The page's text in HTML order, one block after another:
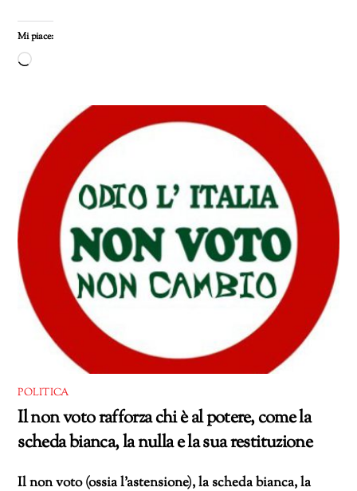
Mi piace:
Caricamento
POLITICA
Il non voto rafforza chi è al potere, come la
scheda bianca, la nulla e la sua restituzione
Il non voto (ossia l’astensione), la scheda bianca, la